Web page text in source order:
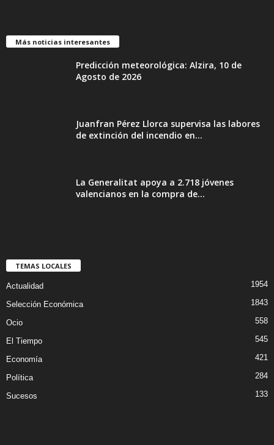
Más noticias interesantes
Predicción meteorológica: Alzira, 10 de
Agosto de 2026
Juanfran Pérez Llorca supervisa las labores
de extinción del incendio en...
La Generalitat apoya a 2.718 jóvenes
valencianos en la compra de...
TEMAS LOCALES
Actualidad 1954
Selección Económica 1843
Ocio 558
El Tiempo 545
Economía 421
Política 284
Sucesos 133